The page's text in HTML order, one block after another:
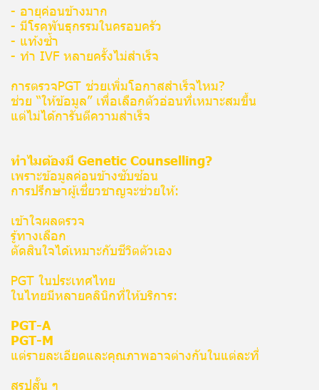
- อายุค่อนข้างมาก
- มีโรคพันธุกรรมในครอบครัว
- แท้งซ้ำ
- ทำ IVF หลายครั้งไม่สำเร็จ
การตรวจPGT ช่วยเพิ่มโอกาสสำเร็จไหม?
ช่วย “ให้ข้อมูล” เพื่อเลือกตัวอ่อนที่เหมาะสมขึ้น
แต่ไม่ได้การันตีความสำเร็จ
ทำไมต้องมี Genetic Counselling?
เพราะข้อมูลค่อนข้างซับซ้อน
การปรึกษาผู้เชี่ยวชาญจะช่วยให้:
เข้าใจผลตรวจ
รู้ทางเลือก
ตัดสินใจได้เหมาะกับชีวิตตัวเอง
PGT ในประเทศไทย
ในไทยมีหลายคลินิกที่ให้บริการ:
PGT-A
PGT-M
แต่รายละเอียดและคุณภาพอาจต่างกันในแต่ละที่
สรุปสั้น ๆ